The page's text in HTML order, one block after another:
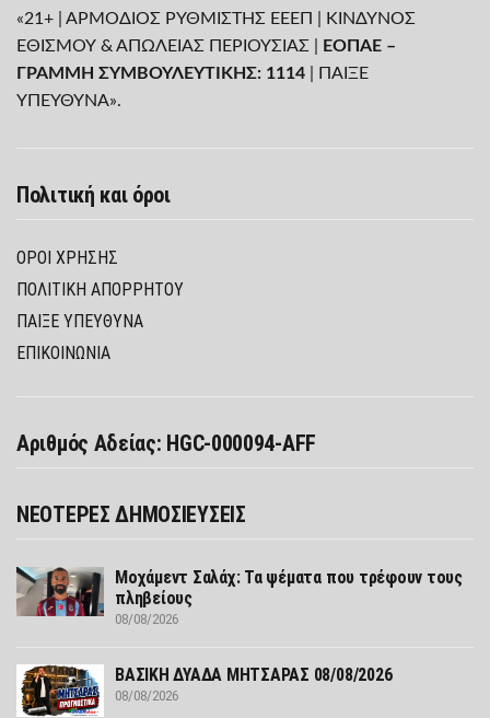
«21+ | ΑΡΜΟΔΙΟΣ ΡΥΘΜΙΣΤΗΣ ΕΕΕΠ | ΚΙΝΔΥΝΟΣ
ΕΘΙΣΜΟΥ & ΑΠΩΛΕΙΑΣ ΠΕΡΙΟΥΣΙΑΣ |
ΕΟΠΑΕ –
ΓΡΑΜΜΗ ΣΥΜΒΟΥΛΕΥΤΙΚΗΣ: 1114 | ΠΑΙΞΕ
ΥΠΕΥΘΥΝΑ».
Πολιτική και όροι
ΌΡΟΙ ΧΡΉΣΗΣ
ΠΟΛΙΤΙΚΉ ΑΠΟΡΡΉΤΟΥ
ΠΑΊΞΕ ΥΠΕΎΘΥΝΑ
ΕΠΙΚΟΙΝΩΝΙΑ
Αριθμός Αδείας: HGC-000094-AFF
ΝΕΟΤΕΡΕΣ ΔΗΜΟΣΙΕΥΣΕΙΣ
Μοχάμεντ Σαλάχ: Τα ψέματα που τρέφουν τους
πληβείους
08/08/2026
ΒΑΣΙΚΗ ΔΥΑΔΑ ΜΗΤΣΑΡΑΣ 08/08/2026
08/08/2026